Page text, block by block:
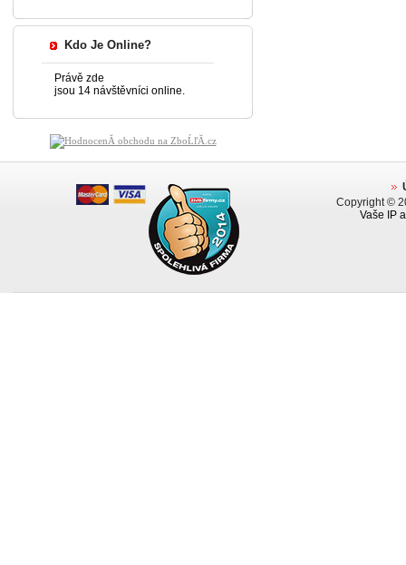
Kdo Je Online?
Právě zde
jsou 14 návštěvníci online.
Copyright ©
Vaše IP